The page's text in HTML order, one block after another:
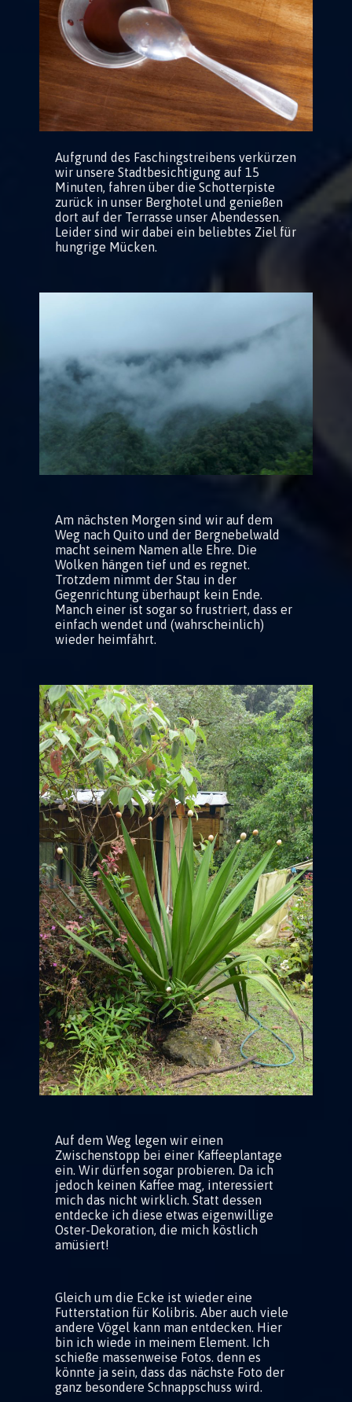
Aufgrund des Faschingstreibens verkürzen
wir unsere Stadtbesichtigung auf 15
Minuten, fahren über die Schotterpiste
zurück in unser Berghotel und genießen
dort auf der Terrasse unser Abendessen.
Leider sind wir dabei ein beliebtes Ziel für
hungrige Mücken.
Am nächsten Morgen sind wir auf dem
Weg nach Quito und der Bergnebelwald
macht seinem Namen alle Ehre. Die
Wolken hängen tief und es regnet.
Trotzdem nimmt der Stau in der
Gegenrichtung überhaupt kein Ende.
Manch einer ist sogar so frustriert, dass er
einfach wendet und (wahrscheinlich)
wieder heimfährt.
Auf dem Weg legen wir einen
Zwischenstopp bei einer Kaffeeplantage
ein. Wir dürfen sogar probieren. Da ich
jedoch keinen Kaffee mag, interessiert
mich das nicht wirklich. Statt dessen
entdecke ich diese etwas eigenwillige
Oster-Dekoration, die mich köstlich
amüsiert!
Gleich um die Ecke ist wieder eine
Futterstation für Kolibris. Aber auch viele
andere Vögel kann man entdecken. Hier
bin ich wiede in meinem Element. Ich
schieße massenweise Fotos. denn es
könnte ja sein, dass das nächste Foto der
ganz besondere Schnappschuss wird.